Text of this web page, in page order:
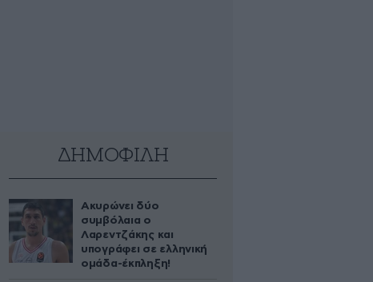
ΔΗΜΟΦΙΛΗ
Ακυρώνει δύο
συμβόλαια ο
Λαρεντζάκης και
υπογράφει σε ελληνική
ομάδα-έκπληξη!